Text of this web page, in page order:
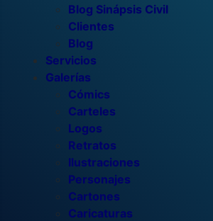
Blog Sinápsis Civil
Clientes
Blog
Servicios
Galerías
Cómics
Carteles
Logos
Retratos
Ilustraciones
Personajes
Cartones
Caricaturas